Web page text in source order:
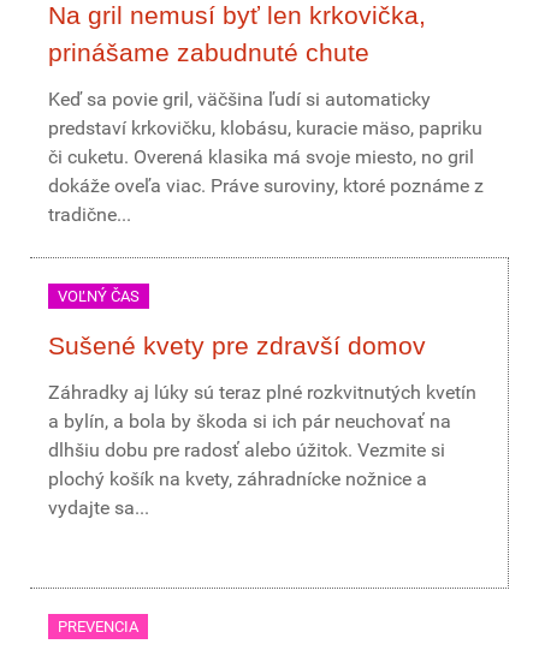
Na gril nemusí byť len krkovička,
prinášame zabudnuté chute
Keď sa povie gril, väčšina ľudí si automaticky
predstaví krkovičku, klobásu, kuracie mäso, papriku
či cuketu. Overená klasika má svoje miesto, no gril
dokáže oveľa viac. Práve suroviny, ktoré poznáme z
tradične...
VOĽNÝ ČAS
Sušené kvety pre zdravší domov
Záhradky aj lúky sú teraz plné rozkvitnutých kvetín
a bylín, a bola by škoda si ich pár neuchovať na
dlhšiu dobu pre radosť alebo úžitok. Vezmite si
plochý košík na kvety, záhradnícke nožnice a
vydajte sa...
PREVENCIA